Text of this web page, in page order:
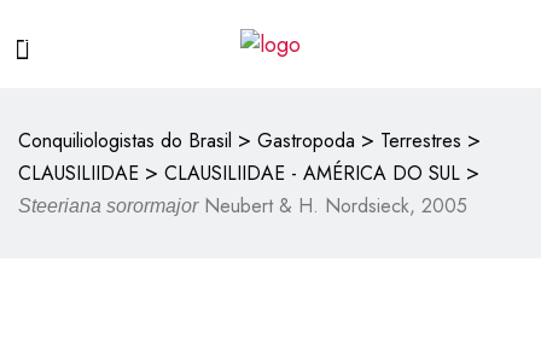
Conquiliologistas do Brasil > Gastropoda > Terrestres >
CLAUSILIIDAE > CLAUSILIIDAE - AMÉRICA DO SUL >
Steeriana sorormajorNeubert & H. Nordsieck, 2005